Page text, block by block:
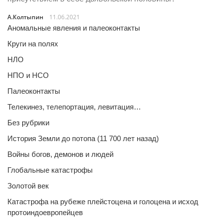
А.Колтыпин
11.06.2021
Аномальные явления и палеоконтакты
Круги на полях
НЛО
НПО и НСО
Палеоконтакты
Телекинез, телепортация, левитация…
Без рубрики
История Земли до потопа (11 700 лет назад)
Войны богов, демонов и людей
Глобальные катастрофы
Золотой век
Катастрофа на рубеже плейстоцена и голоцена и исход
протоиндоевропейцев